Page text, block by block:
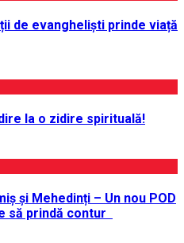
de evangheliști prinde viață
la o zidire spirituală!
și Mehedinți – Un nou POD
să prindă contur